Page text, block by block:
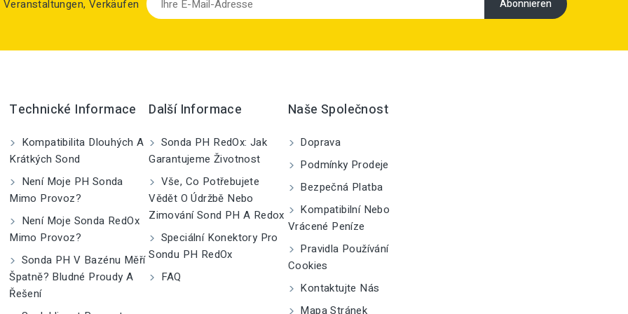
Verkäufen
Technické Informace
Kompatibilita Dlouhých A
Krátkých Sond
Není Moje PH Sonda
Mimo Provoz?
Není Moje Sonda RedOx
Mimo Provoz?
Sonda PH V Bazénu Měří
Špatně? Bludné Proudy A
Řešení
Další Informace
Sonda PH RedOx: Jak
Garantujeme Životnost
Vše, Co Potřebujete
Vědět O Údržbě Nebo
Zimování Sond PH A Redox
Speciální Konektory Pro
Sondu PH RedOx
FAQ
Naše Společnost
Doprava
Podmínky Prodeje
Bezpečná Platba
Kompatibilní Nebo
Vrácené Peníze
Pravidla Používání
Cookies
Kontaktujte Nás
Mapa Stránek